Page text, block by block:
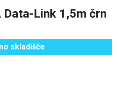
Data-Link 1,5m črn
skladišče